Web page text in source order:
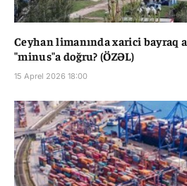
Ceyhan limanında xarici bayraq
"minus"a doğru? (ÖZƏL)
15 Aprel 2026 18:00